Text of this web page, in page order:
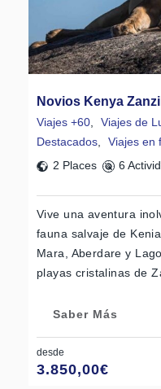
Novios Kenya
Viajes +60, Viajes de
Destacados, Viajes en
2 Places
6
Vive una aventura
fauna salvaje de
Mara, Aberdare y
playas cristalinas de
Saber Más
desde
3.850,00€